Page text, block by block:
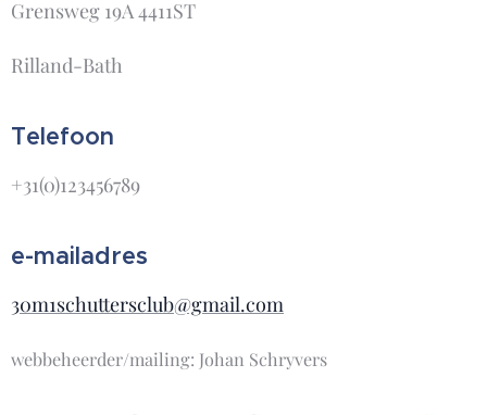
Grensweg 19A 4411ST
Rilland-Bath
Telefoon
+31(0)123456789
e-mailadres
30m1schuttersclub@gmail.com
webbeheerder/mailing: Johan Schryvers